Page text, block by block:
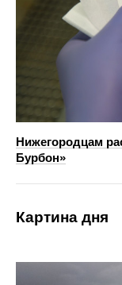
Нижегородцам
Бурбон»
Картина дня